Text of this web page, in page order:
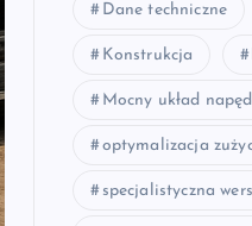
Dane techniczne
Konstrukcja
Mocny układ
optymalizacja
specjalistyczna